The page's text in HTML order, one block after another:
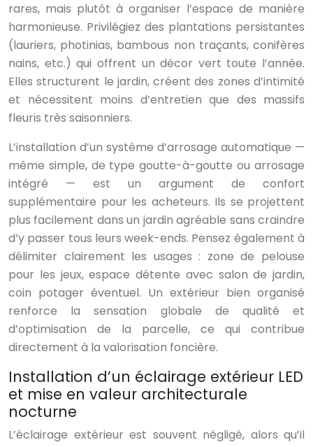
rares, mais plutôt à organiser l’espace de manière
harmonieuse. Privilégiez des plantations persistantes
(lauriers, photinias, bambous non traçants, conifères
nains, etc.) qui offrent un décor vert toute l’année.
Elles structurent le jardin, créent des zones d’intimité
et nécessitent moins d’entretien que des massifs
fleuris très saisonniers.
L’installation d’un système d’arrosage automatique —
même simple, de type goutte-à-goutte ou arrosage
intégré — est un argument de confort
supplémentaire pour les acheteurs. Ils se projettent
plus facilement dans un jardin agréable sans craindre
d’y passer tous leurs week-ends. Pensez également à
délimiter clairement les usages : zone de pelouse
pour les jeux, espace détente avec salon de jardin,
coin potager éventuel. Un extérieur bien organisé
renforce la sensation globale de qualité et
d’optimisation de la parcelle, ce qui contribue
directement à la valorisation foncière.
Installation d’un éclairage extérieur LED
et mise en valeur architecturale
nocturne
L’éclairage extérieur est souvent négligé, alors qu’il